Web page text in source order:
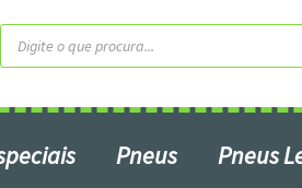
Pesquisar
produtos
Pneus Pneus